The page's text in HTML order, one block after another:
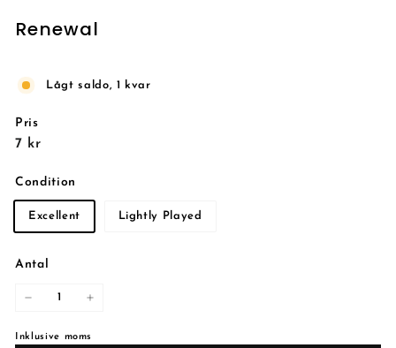
Renewal
Lågt saldo, 1 kvar
Pris
Reguljärt
7 kr7
Condition
Excellent Lightly Played
Antal
Inklusive moms